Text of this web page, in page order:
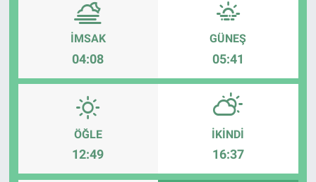
İMSAK
04:08
GÜNEŞ
05:41
ÖĞLE
12:49
İKINDI
16:37